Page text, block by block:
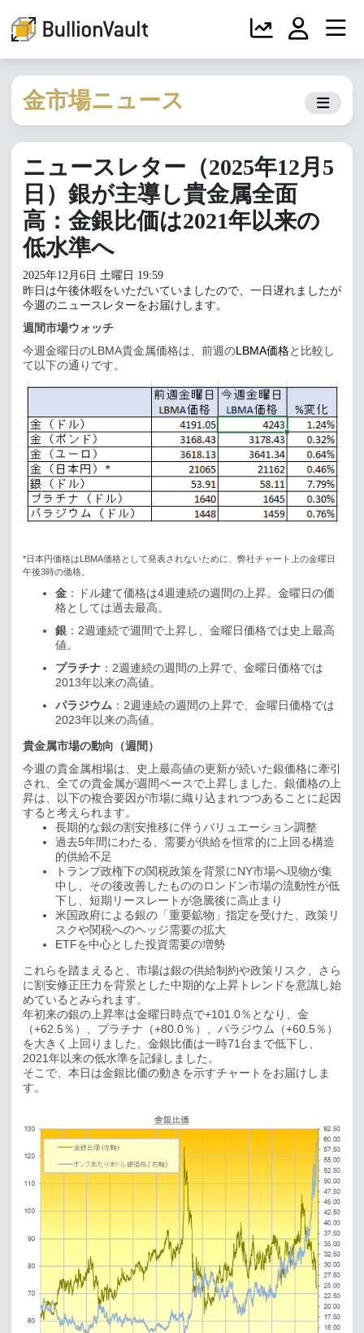
金市場ニュース
ニュースレター（2025年12月5
日）銀が主導し貴金属全面
高：金銀比価は2021年以来の
低水準へ
2025年12月6日 土曜日 19:59
昨日は午後休暇をいただいていましたので、一日遅れましたが
今週のニュースレターをお届けします。
週間市場ウォッチ
今週金曜日のLBMA貴金属価格は、前週のLBMA価格と比較し
て以下の通りです。
*日本円価格は LBMA価格として発表されないために、弊社チャート上の金曜日
午後3時の価格。
金 ：ドル建て価格は4週連続の週間の上昇。金曜日の価
格としては過去最高。
銀 ： 2週連続で週間で上昇し、金曜日価格では史上最高
値。
プラチナ ： 2週連続の週間の上昇で、金曜日価格では
2013年以来の高値。
パラジウム ： 2週連続の週間の上昇で、金曜日価格では
2023年以来の高値。
貴金属市場の動向（週間）
今週の貴金属相場は、史上最高値の更新が続いた銀価格に牽引
され、全ての貴金属が週間ベースで上昇しました。銀価格の上
昇は、以下の複合要因が市場に織り込まれつつあることに起因
すると考えられます。
長期的な銀の割安推移に伴うバリュエーション調整
過去5年間にわたる、需要が供給を恒常的に上回る構造
的供給不足
トランプ政権下の関税政策を背景にNY市場へ現物が集
中し、その後改善したもののロンドン市場の流動性が低
下し、短期リースレートが急騰後に高止まり
米国政府による銀の「重要鉱物」指定を受けた、政策リ
スクや関税へのヘッジ需要の拡大
ETFを中心とした投資需要の増勢
これらを踏まえると、市場は銀の供給制約や政策リスク、さら
に割安修正圧力を背景とした中期的な上昇トレンドを意識し始
めているとみられます。
年初来の銀の上昇率は金曜日時点で+101.0％となり、金
（+62.5％）、プラチナ（+80.0％）、パラジウム（+60.5％）
を大きく上回りました。金銀比価は一時71台まで低下し、
2021年以来の低水準を記録しました。
そこで、本日は金銀比価の動きを示すチャートをお届けしま
す。